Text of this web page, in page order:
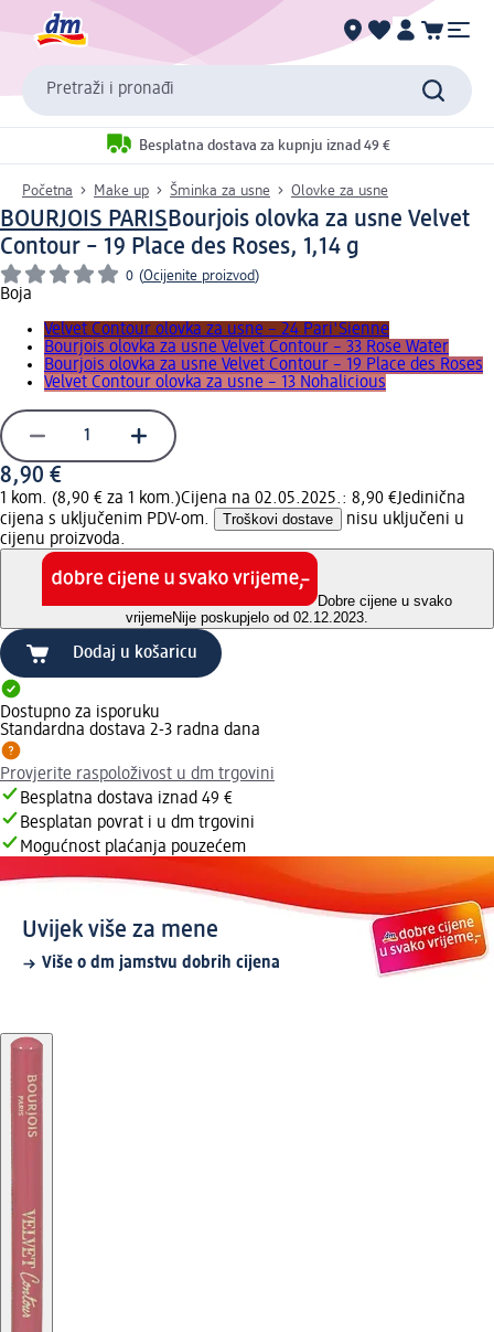
Pretraži i pronađi
Besplatna dostava za kupnju iznad 49 €
Početna Make up Šminka za usne Olovke za usne
BOURJOIS PARISBourjois olovka za usne Velvet
Contour – 19 Place des Roses, 1,14 g
0 (Ocijenite proizvod)
Boja
Velvet Contour olovka za usne – 24 Pari'Sienne
Bourjois olovka za usne Velvet Contour – 33 Rose Water
Bourjois olovka za usne Velvet Contour – 19 Place des Roses
Velvet Contour olovka za usne – 13 Nohalicious
8,90 €
1 kom. (8,90 € za 1 kom.)Cijena na 02.05.2025.: 8,90 €Jedinična
cijena s uključenim PDV-om.
Troškovi dostave
nisu uključeni u
cijenu proizvoda.
Dobre cijene u svako
vrijemeNije poskupjelo od 02.12.2023.
Dodaj u košaricu
Dostupno za isporuku
Standardna dostava 2-3 radna dana
Provjerite raspoloživost u dm trgovini
Besplatna dostava iznad 49 €
Besplatan povrat i u dm trgovini
Mogućnost plaćanja pouzećem
Uvijek više za mene
Više o dm jamstvu dobrih cijena